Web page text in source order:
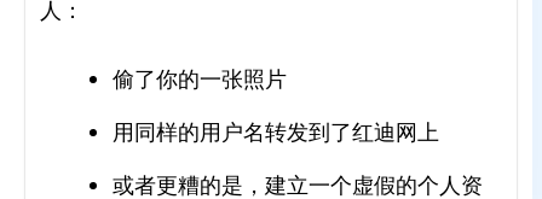
人：
偷了你的一张照片
用同样的用户名转发到了红迪网上
或者更糟的是，建立一个虚假的个人资